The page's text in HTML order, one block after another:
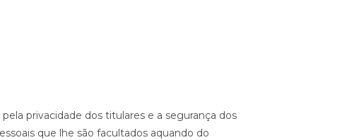
privacidade dos titulares e a segurança dos
que lhe são facultados aquando do